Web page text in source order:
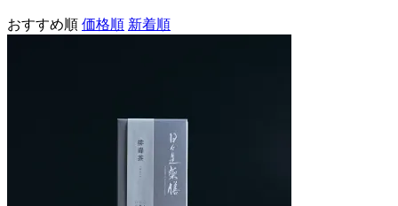
おすすめ順 価格順 新着順